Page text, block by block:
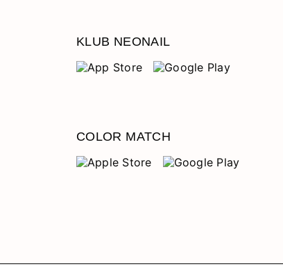
KLUB NEONAIL
COLOR MATCH